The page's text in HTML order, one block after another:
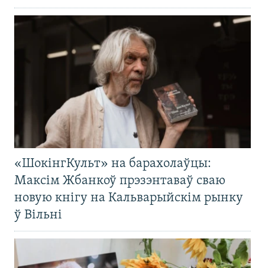
«ШокінгКульт» на барахолаўцы:
Максім Жбанкоў прэзэнтаваў сваю
новую кнігу на Кальварыйскім рынку
ў Вільні